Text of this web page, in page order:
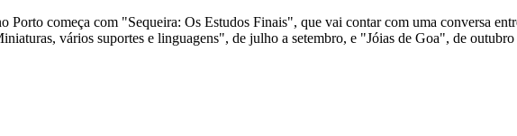
Porto começa com "Sequeira: Os Estudos Finais", que vai contar com uma conversa
vários suportes e linguagens", de julho a setembro, e "Jóias de Goa", de outubro